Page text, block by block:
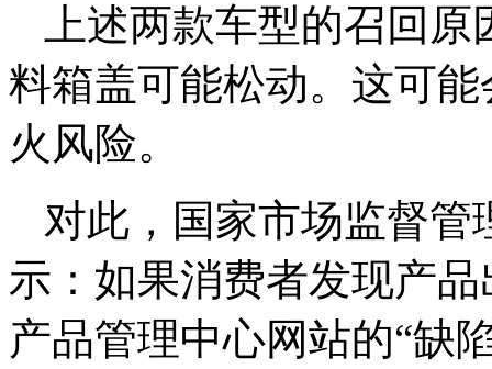
上述两款车型的召回
料箱盖可能松动。这可
火风险。
对此，国家市场监督
示：如果消费者发现产
产品管理中心网站的“缺